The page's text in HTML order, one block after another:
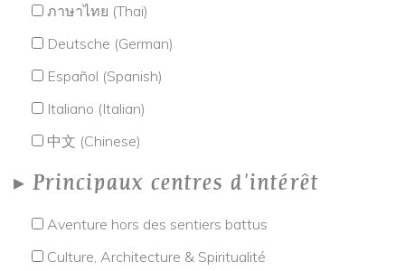
ภาษาไทย (Thai)
Deutsche (German)
Español (Spanish)
Italiano (Italian)
中文 (Chinese)
Principaux centres d'intérêt
Aventure hors des sentiers battus
Culture, Architecture & Spiritualité